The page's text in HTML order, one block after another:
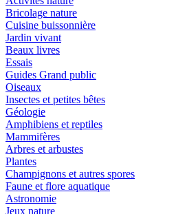
Bricolage nature
Cuisine buissonnière
Jardin vivant
Beaux livres
Essais
Guides Grand public
Oiseaux
Insectes et petites bêtes
Géologie
Amphibiens et reptiles
Mammifères
Arbres et arbustes
Plantes
Champignons et autres spores
Faune et flore aquatique
Astronomie
Jeux nature